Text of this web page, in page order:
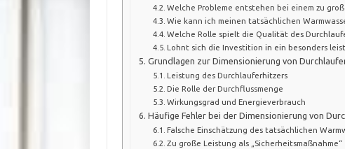
Welche Probleme entstehen bei einem zu
Wie kann ich meinen tatsächlichen
Welche Rolle spielt die Qualität des
Lohnt sich die Investition in ein besonders
Grundlagen zur Dimensionierung von
Leistung des Durchlauferhitzers
Die Rolle der Durchflussmenge
Wirkungsgrad und Energieverbrauch
Häufige Fehler bei der Dimensionierung von
Falsche Einschätzung des tatsächlichen
Zu große Leistung als „Sicherheitsmaßnahme“